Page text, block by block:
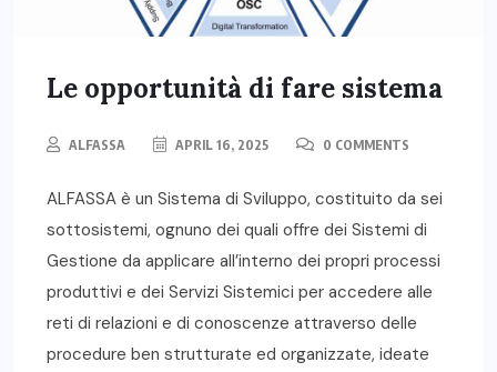
Le opportunità di fare sistema
ALFASSA APRIL 16, 2025 0 COMMENTS
ALFASSA è un Sistema di Sviluppo, costituito da sei
sottosistemi, ognuno dei quali offre dei Sistemi di
Gestione da applicare all’interno dei propri processi
produttivi e dei Servizi Sistemici per accedere alle
reti di relazioni e di conoscenze attraverso delle
procedure ben strutturate ed organizzate, ideate